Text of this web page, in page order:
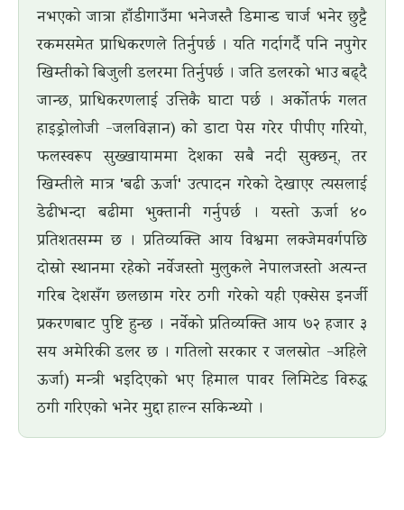
नभएको जात्रा हाँडीगाउँमा भनेजस्तै डिमान्ड चार्ज भनेर छुट्टै
रकमसमेत प्राधिकरणले तिर्नुपर्छ । यति गर्दागर्दै पनि नपुगेर
खिम्तीको बिजुली डलरमा तिर्नुपर्छ । जति डलरको भाउ बढ्दै
जान्छ, प्राधिकरणलाई उत्तिकै घाटा पर्छ । अर्काेतर्फ गलत
हाइड्रोलोजी -जलविज्ञान) को डाटा पेस गरेर पीपीए गरियो,
फलस्वरूप सुख्खायाममा देशका सबै नदी सुक्छन्, तर
खिम्तीले मात्र 'बढी ऊर्जा' उत्पादन गरेको देखाएर त्यसलाई
डेढीभन्दा बढीमा भुक्तानी गर्नुपर्छ । यस्तो ऊर्जा ४०
प्रतिशतसम्म छ । प्रतिव्यक्ति आय विश्वमा लक्जेमवर्गपछि
दोस्रो स्थानमा रहेको नर्वेजस्तो मुलुकले नेपालजस्तो अत्यन्त
गरिब देशसँग छलछाम गरेर ठगी गरेको यही एक्सेस इनर्जी
प्रकरणबाट पुष्टि हुन्छ । नर्वेको प्रतिव्यक्ति आय ७२ हजार ३
सय अमेरिकी डलर छ । गतिलो सरकार र जलस्रोत -अहिले
ऊर्जा) मन्त्री भइदिएको भए हिमाल पावर लिमिटेड विरुद्ध
ठगी गरिएको भनेर मुद्दा हाल्न सकिन्थ्यो ।